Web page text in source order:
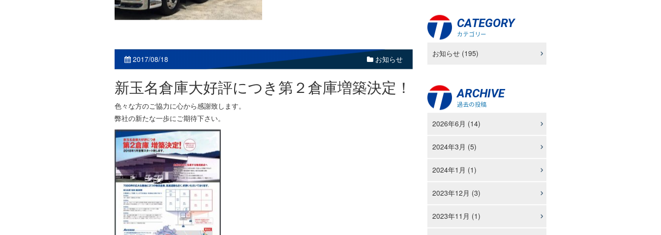
2017/08/18 お知らせ
新玉名倉庫大好評につき第２倉庫増築決定！
色々な方のご協力に心から感謝致します。
弊社の新たな一歩にご期待下さい。
CATEGORY
カテゴリー
お知らせ (195)
ARCHIVE
過去の投稿
2026年6月 (14)
2024年3月 (5)
2024年1月 (1)
2023年12月 (3)
2023年11月 (1)